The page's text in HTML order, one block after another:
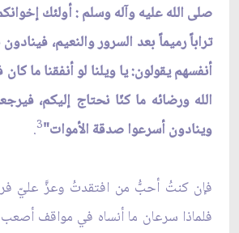
صلى الله عليه وآله وسلم : أولئك
تراباً رميماً بعد السرور والنعيم،
أنفسهم يقولون: يا ويلنا لو أنفقنا ما
الله ورضائه ما كنّا نحتاج إليكم،
وينادون أسرعوا صدقة الأموات"3
.
فإن كنتُ أحبُّ من افتقدتُ وعزَّ عليّ
فلماذا سرعان ما أنساه في مواقف